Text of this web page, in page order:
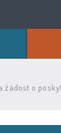
žádost o